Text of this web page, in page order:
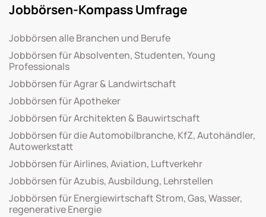
Jobbörsen-Kompass Umfrage
Jobbörsen alle Branchen und Berufe
Jobbörsen für Absolventen, Studenten, Young
Professionals
Jobbörsen für Agrar & Landwirtschaft
Jobbörsen für Apotheker
Jobbörsen für Architekten & Bauwirtschaft
Jobbörsen für die Automobilbranche, KfZ, Autohändler,
Autowerkstatt
Jobbörsen für Airlines, Aviation, Luftverkehr
Jobbörsen für Azubis, Ausbildung, Lehrstellen
Jobbörsen für Energiewirtschaft Strom, Gas, Wasser,
regenerative Energie